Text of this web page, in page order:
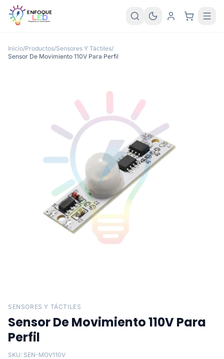
Inicio/Productos/Sensores Y Táctiles/
Sensor De Movimiento 110V Para Perfil
SENSORES Y TÁCTILES
Sensor De Movimiento 110V Para
Perfil
SKU: SEN-MOV110V